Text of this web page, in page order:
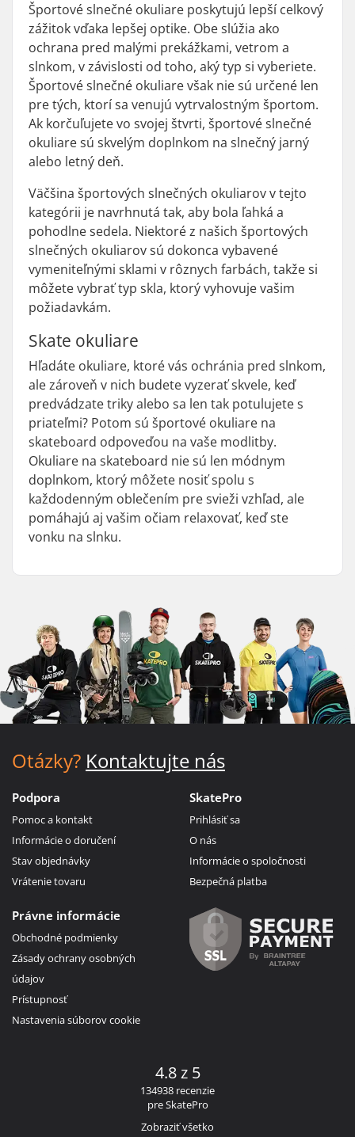
Športové slnečné okuliare poskytujú lepší celkový
zážitok vďaka lepšej optike. Obe slúžia ako
ochrana pred malými prekážkami, vetrom a
slnkom, v závislosti od toho, aký typ si vyberiete.
Športové slnečné okuliare však nie sú určené len
pre tých, ktorí sa venujú vytrvalostným športom.
Ak korčuľujete vo svojej štvrti, športové slnečné
okuliare sú skvelým doplnkom na slnečný jarný
alebo letný deň.
Väčšina športových slnečných okuliarov v tejto
kategórii je navrhnutá tak, aby bola ľahká a
pohodlne sedela. Niektoré z našich športových
slnečných okuliarov sú dokonca vybavené
vymeniteľnými sklami v rôznych farbách, takže si
môžete vybrať typ skla, ktorý vyhovuje vašim
požiadavkám.
Skate okuliare
Hľadáte okuliare, ktoré vás ochránia pred slnkom,
ale zároveň v nich budete vyzerať skvele, keď
predvádzate triky alebo sa len tak potulujete s
priateľmi? Potom sú športové okuliare na
skateboard odpoveďou na vaše modlitby.
Okuliare na skateboard nie sú len módnym
doplnkom, ktorý môžete nosiť spolu s
každodenným oblečením pre svieži vzhľad, ale
pomáhajú aj vašim očiam relaxovať, keď ste
vonku na slnku.
Otázky? Kontaktujte nás
Podpora
Pomoc a kontakt
Informácie o doručení
Stav objednávky
Vrátenie tovaru
SkatePro
Prihlásiť sa
O nás
Informácie o spoločnosti
Bezpečná platba
Právne informácie
Obchodné podmienky
Zásady ochrany osobných
údajov
Prístupnosť
Nastavenia súborov cookie
4.8 z 5
134938 recenzie
pre SkatePro
Zobraziť všetko